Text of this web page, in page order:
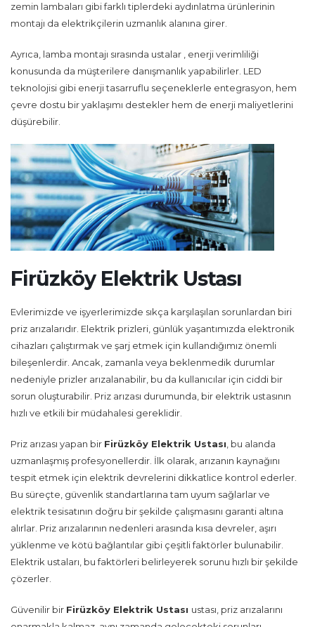
zemin lambaları gibi farklı tiplerdeki aydınlatma ürünlerinin
montajı da elektrikçilerin uzmanlık alanına girer.
Ayrıca, lamba montajı sırasında ustalar , enerji verimliliği
konusunda da müşterilere danışmanlık yapabilirler. LED
teknolojisi gibi enerji tasarruflu seçeneklerle entegrasyon, hem
çevre dostu bir yaklaşımı destekler hem de enerji maliyetlerini
düşürebilir.
Firüzköy Elektrik Ustası
Evlerimizde ve işyerlerimizde sıkça karşılaşılan sorunlardan biri
priz arızalarıdır. Elektrik prizleri, günlük yaşantımızda elektronik
cihazları çalıştırmak ve şarj etmek için kullandığımız önemli
bileşenlerdir. Ancak, zamanla veya beklenmedik durumlar
nedeniyle prizler arızalanabilir, bu da kullanıcılar için ciddi bir
sorun oluşturabilir. Priz arızası durumunda, bir elektrik ustasının
hızlı ve etkili bir müdahalesi gereklidir.
Priz arızası yapan bir Firüzköy Elektrik Ustası , bu alanda
uzmanlaşmış profesyonellerdir. İlk olarak, arızanın kaynağını
tespit etmek için elektrik devrelerini dikkatlice kontrol ederler.
Bu süreçte, güvenlik standartlarına tam uyum sağlarlar ve
elektrik tesisatının doğru bir şekilde çalışmasını garanti altına
alırlar. Priz arızalarının nedenleri arasında kısa devreler, aşırı
yüklenme ve kötü bağlantılar gibi çeşitli faktörler bulunabilir.
Elektrik ustaları, bu faktörleri belirleyerek sorunu hızlı bir şekilde
çözerler.
Güvenilir bir Firüzköy Elektrik Ustası ustası, priz arızalarını